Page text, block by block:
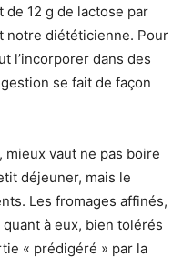
de 12 g de lactose par
notre diététicienne. Pour
l’incorporer dans des
se fait de façon
vaut ne pas boire
déjeuner, mais le
Les fromages affinés,
à eux, bien tolérés
« prédigéré » par la